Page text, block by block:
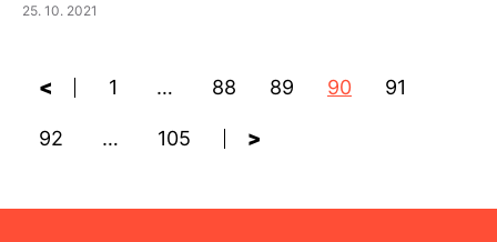
25. 10. 2021
< 1 … 88 89 90 91
92 … 105 >